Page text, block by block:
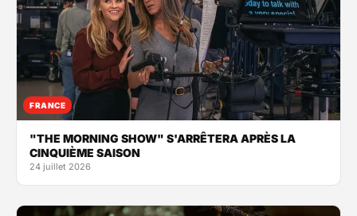
FRANCE
"THE MORNING SHOW" S'ARRÊTERA APRÈS LA
CINQUIÈME SAISON
24 juillet 2026